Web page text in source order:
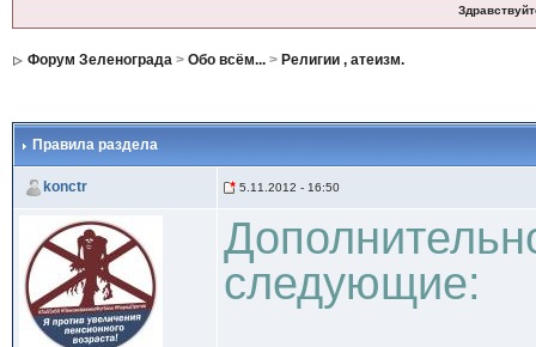
Форум Зеленограда> Обо всём...> Религии , атеизм.
Правила раздела
konctr 5.11.2012 - 16:50
следующие: